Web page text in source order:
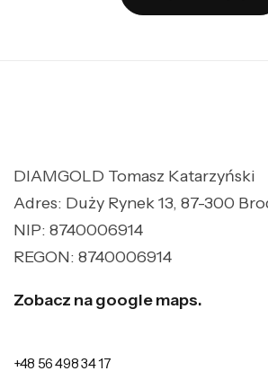
DIAMGOLD Tomasz Katarzyński
Adres: Duży Rynek 13, 87-300
NIP: 8740006914
REGON: 8740006914
Zobacz na google maps.
+48 56 498 34 17